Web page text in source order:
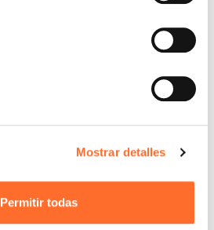
Mostrar detalles
Permitir todas